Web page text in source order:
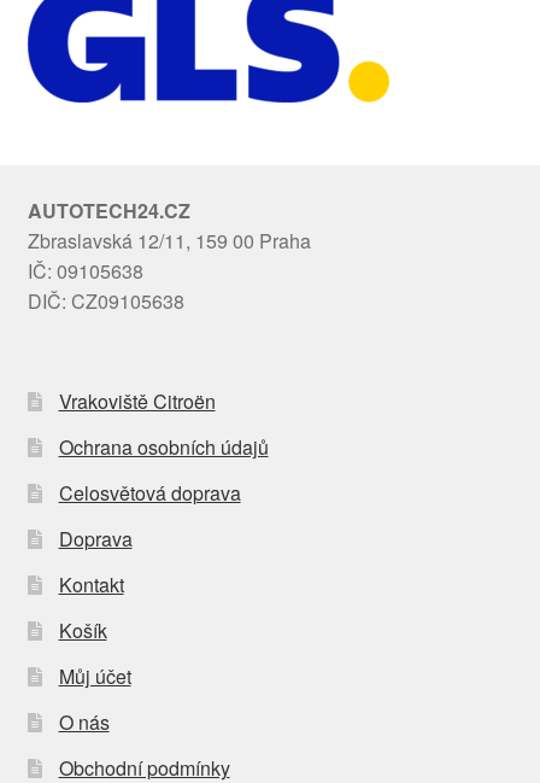
AUTOTECH24.CZ
Zbraslavská 12/11, 159 00 Praha
IČ: 09105638
DIČ: CZ09105638
Vrakoviště Citroën
Ochrana osobních údajů
Celosvětová doprava
Doprava
Kontakt
Košík
Můj účet
O nás
Obchodní podmínky